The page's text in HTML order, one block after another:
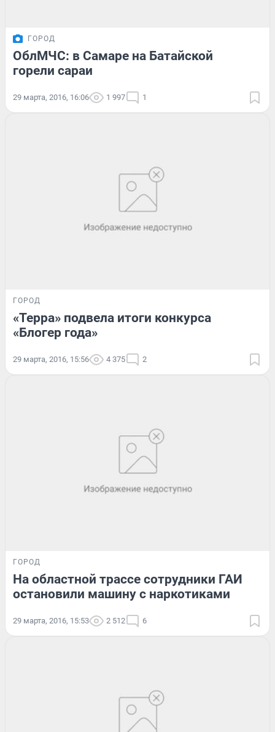
ГОРОД
ОблМЧС: в Самаре на Батайской
горели сараи
29 марта, 2016, 16:06 1 997 1
ГОРОД
«Терра» подвела итоги конкурса
«Блогер года»
29 марта, 2016, 15:56 4 375 2
ГОРОД
На областной трассе сотрудники ГАИ
остановили машину с наркотиками
29 марта, 2016, 15:53 2 512 6